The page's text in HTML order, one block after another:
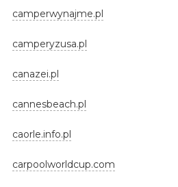
camperwynajme.pl
camperyzusa.pl
canazei.pl
cannesbeach.pl
caorle.info.pl
carpoolworldcup.com